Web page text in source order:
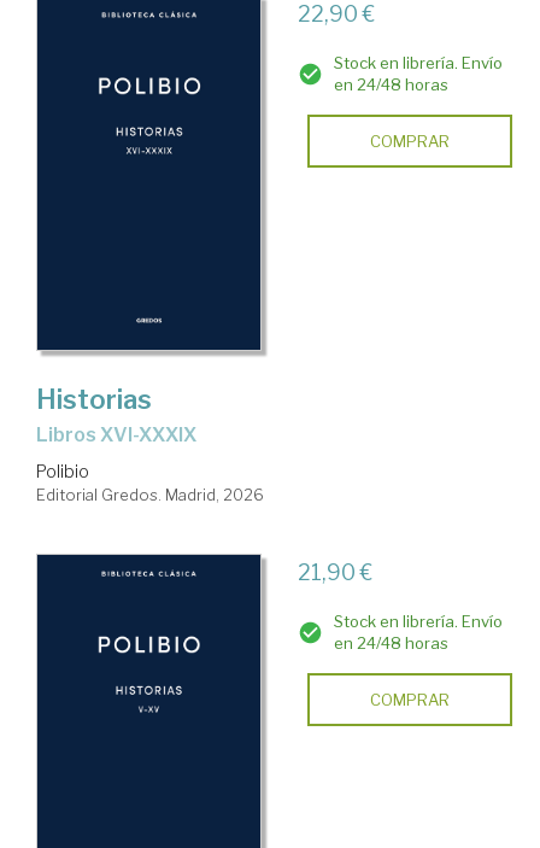
22,90 €
Stock en librería. Envío
en 24/48 horas
COMPRAR
Historias
Libros XVI-XXXIX
Polibio
Editorial Gredos. Madrid, 2026
21,90 €
Stock en librería. Envío
en 24/48 horas
COMPRAR